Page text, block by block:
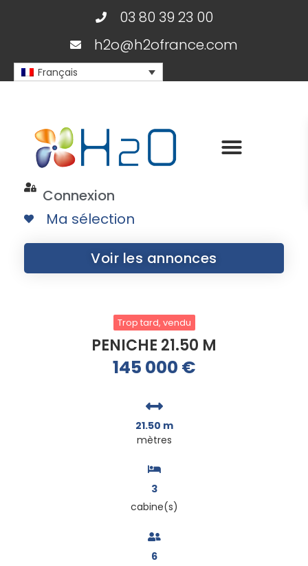
03 80 39 23 00
h2o@h2ofrance.com
Français
Connexion
Ma sélection
Voir les annonces
Trop tard, vendu
PENICHE 21.50 M
145 000 €
21.50 m
mètres
3
cabine(s)
6